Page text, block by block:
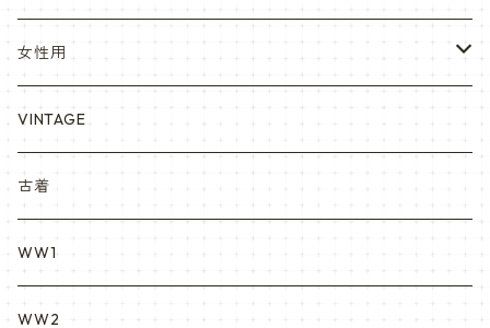
YARSOC
シャークマウス
REPRO レプロ
トレーニングウエア集
ポーラテック/POLARTEC
米軍放出品ブーツ
EA east asia
DRAGON ドラゴン
Nyat Mil ニャットミル
カスタム KURI
VietnamEra ウエア
女性用
ARC アメリカンレッドクロス
NURES
VINTAGE
古着
WW1
WW2